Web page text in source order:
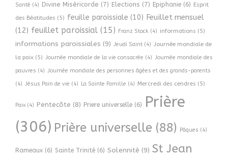
Santé (4) Divine Miséricorde (7) Elections (7) Epiphanie (6) Esprit
des Béatitudes (5) feuille paroissiale (10) Feuillet mensuel
(12) feuillet paroissial (15) Franz Stock (4) informations (5)
informations paroissiales (9) Jeudi Saint (4) Journée mondiale de
la paix (5) Journée mondiale de la vie consacrée (4) Journée mondiale des
pauvres (4) Journée mondiale des personnes âgées et des grands-parents
(4) Jésus Pain de vie (4) La Sainte Famille (4) Mercredi des cendres (5)
Paix (4) Pentecôte (8) Priere universelle (6)
Prière
(306) Prière universelle (88) Pâques (4)
Rameaux (6) Sainte Trinité (6) Solennité (9) St Jean